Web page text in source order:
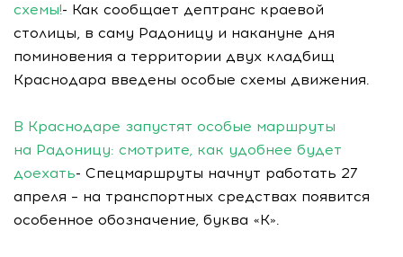
схемы!- Как сообщает дептранс краевой
столицы, в саму Радоницу и накануне дня
поминовения а территории двух кладбищ
Краснодара введены особые схемы движения.
В Краснодаре запустят особые маршруты
на Радоницу: смотрите, как удобнее будет
доехать- Спецмаршруты начнут работать 27
апреля – на транспортных средствах появится
особенное обозначение, буква «К».